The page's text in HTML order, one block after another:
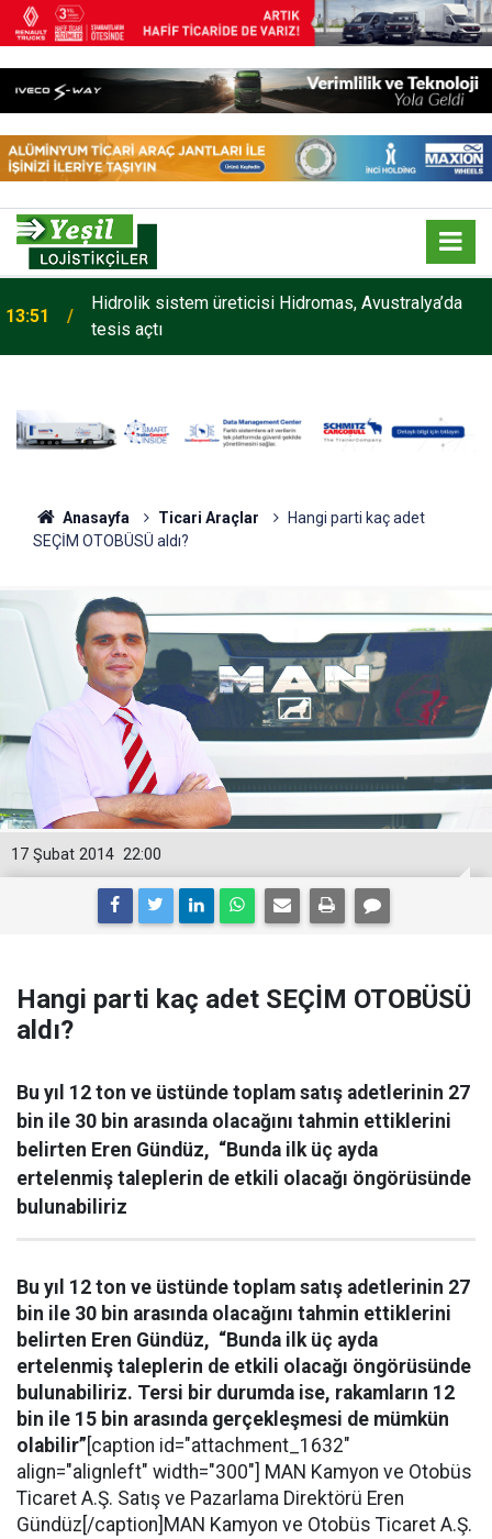
13:51
Hidrolik sistem üreticisi Hidromas, Avustralya’da
tesis açtı
Anasayfa Ticari Araçlar
Hangi parti kaç adet
SEÇİM OTOBÜSÜ aldı?
22:00
17 Şubat 2014
Hangi parti kaç adet SEÇİM OTOBÜSÜ
aldı?
Bu yıl 12 ton ve üstünde toplam satış adetlerinin 27
bin ile 30 bin arasında olacağını tahmin ettiklerini
belirten Eren Gündüz, “Bunda ilk üç ayda
ertelenmiş taleplerin de etkili olacağı öngörüsünde
bulunabiliriz
Bu yıl 12 ton ve üstünde toplam satış adetlerinin 27
bin ile 30 bin arasında olacağını tahmin ettiklerini
belirten Eren Gündüz, “Bunda ilk üç ayda
ertelenmiş taleplerin de etkili olacağı öngörüsünde
bulunabiliriz. Tersi bir durumda ise, rakamların 12
bin ile 15 bin arasında gerçekleşmesi de mümkün
olabilir” [caption id="attachment_1632"
align="alignleft" width="300"] MAN Kamyon ve Otobüs
Ticaret A.Ş. Satış ve Pazarlama Direktörü Eren
Gündüz[/caption]MAN Kamyon ve Otobüs Ticaret A.Ş.